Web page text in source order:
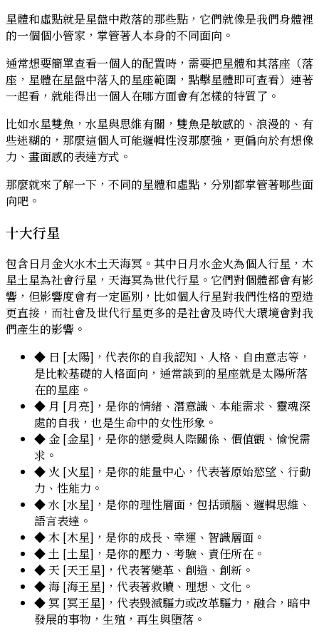
星體和虛點就是星盤中散落的那些點，它們就像是我們身體裡
的一個個小管家，掌管著人本身的不同面向。
通常想要簡單查看一個人的配置時，需要把星體和其落座（落
座，星體在星盤中落入的星座範圍，點擊星體即可查看）連著
一起看，就能得出一個人在哪方面會有怎樣的特質了。
比如水星雙魚，水星與思維有關，雙魚是敏感的、浪漫的、有
些迷糊的，那麼這個人可能邏輯性沒那麼強，更偏向於有想像
力、畫面感的表達方式。
那麼就來了解一下，不同的星體和虛點，分別都掌管著哪些面
向吧。
十大行星
包含日月金火水木土天海冥。其中日月水金火為個人行星，木
星土星為社會行星，天海冥為世代行星。它們對個體都會有影
響，但影響度會有一定區別，比如個人行星對我們性格的塑造
更直接，而社會及世代行星更多的是社會及時代大環境會對我
們產生的影響。
◆ 日 [太陽] ，代表你的自我認知、人格、自由意志等，
是比較基礎的人格面向，通常談到的星座就是太陽所落
在的星座。
◆ 月 [月亮] ，是你的情緒、潛意識、本能需求、靈魂深
處的自我，也是生命中的女性形象。
◆ 金 [金星] ，是你的戀愛與人際關係、價值觀、愉悅需
求。
◆ 火 [火星] ，是你的能量中心，代表著原始慾望、行動
力、性能力。
◆水 [水星] ，是你的理性層面，包括頭腦、邏輯思維、
語言表達。
◆木 [木星] ，是你的成長、幸運、智識層面。
◆ 土 [土星] ，是你的壓力、考驗、責任所在。
◆ 天 [天王星] ，代表著變革、創造、創新。
◆海 [海王星] ，代表著救贖、理想、文化。
◆冥 [冥王星] ，代表毀滅驅力或改革驅力，融合，暗中
發展的事物，生殖，再生與墮落。